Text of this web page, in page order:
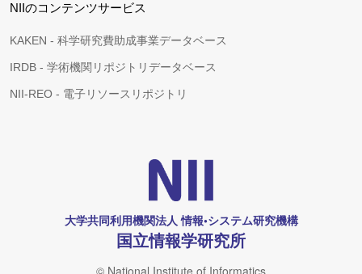
NIIのコンテンツサービス
KAKEN - 科学研究費助成事業データベース
IRDB - 学術機関リポジトリデータベース
NII-REO - 電子リソースリポジトリ
大学共同利用機関法人 情報•システム研究機構
国立情報学研究所
© National Institute of Informatics